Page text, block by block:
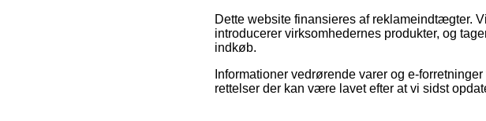
Dette website finansieres af reklameindtægter.
introducerer virksomhedernes produkter, og
indkøb.
Informationer vedrørende varer og e-
rettelser der kan være lavet efter at vi sidst